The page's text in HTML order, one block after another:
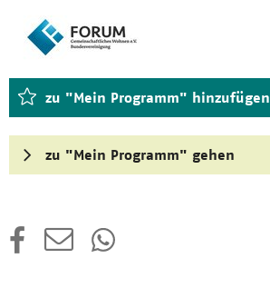
zu "Mein Programm" hinzufügen
zu "Mein Programm" gehen